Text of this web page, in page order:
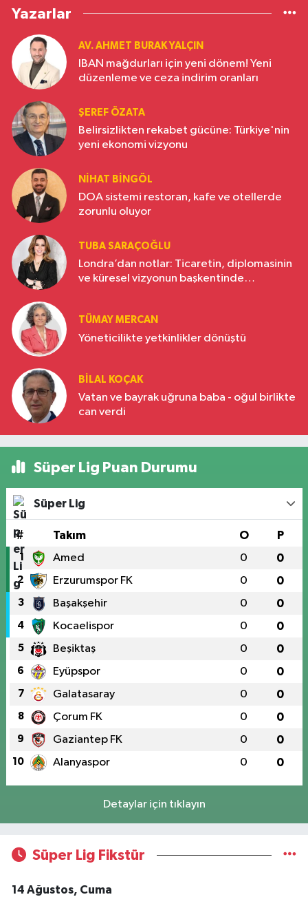
Yazarlar
AV. AHMET BURAK YALÇIN
IBAN mağdurları için yeni dönem! Yeni
düzenleme ve ceza indirim oranları
ŞEREF ÖZATA
Belirsizlikten rekabet gücüne: Türkiye'nin
yeni ekonomi vizyonu
NIHAT BINGÖL
DOA sistemi restoran, kafe ve otellerde
zorunlu oluyor
TUBA SARAÇOĞLU
Londra’dan notlar: Ticaretin, diplomasinin
ve küresel vizyonun başkentinde
TÜMAY MERCAN
Yöneticilikte yetkinlikler dönüştü
BILAL KOÇAK
Vatan ve bayrak uğruna baba - oğul birlikte
can verdi
Süper Lig Puan Durumu
Süper Lig
# Takım O P
1 Amed 0 0
2 Erzurumspor FK 0 0
3 Başakşehir 0 0
4 Kocaelispor 0 0
5 Beşiktaş 0 0
6 Eyüpspor 0 0
7 Galatasaray 0 0
8 Çorum FK 0 0
9 Gaziantep FK 0 0
10 Alanyaspor 0 0
Detaylar için tıklayın
Süper Lig Fikstür
14 Ağustos, Cuma